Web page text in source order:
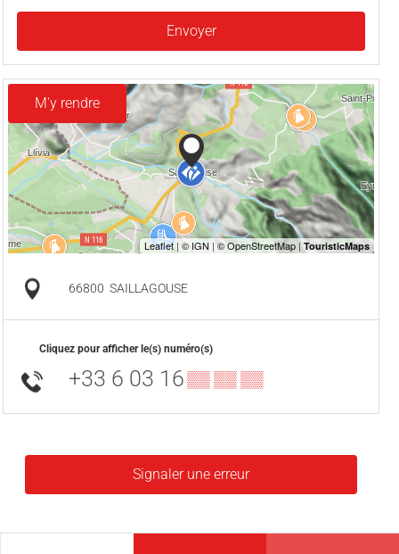
Envoyer
M'y rendre
66800 SAILLAGOUSE
Cliquez pour afficher le(s) numéro(s)
+33 6 03 16 ▒▒ ▒▒ ▒▒
Signaler une erreur